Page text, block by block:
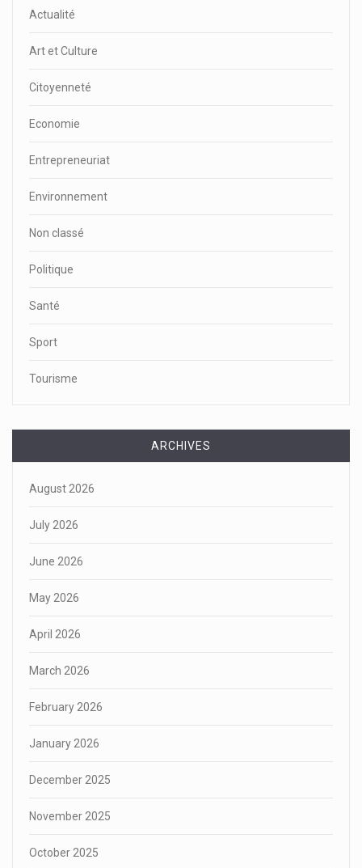
Actualité
Art et Culture
Citoyenneté
Economie
Entrepreneuriat
Environnement
Non classé
Politique
Santé
Sport
Tourisme
ARCHIVES
August 2026
July 2026
June 2026
May 2026
April 2026
March 2026
February 2026
January 2026
December 2025
November 2025
October 2025